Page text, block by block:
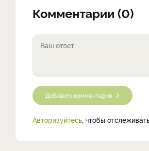
Комментарии (0)
Добавить комментарий
Авторизуйтесь, чтобы